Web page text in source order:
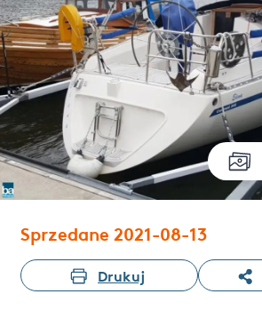
Sprzedane 2021-08-13
Drukuj